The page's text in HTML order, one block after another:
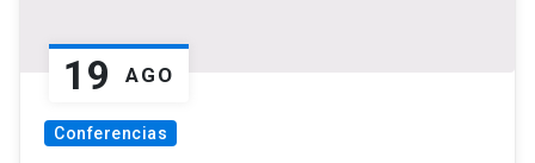
19 AGO
Conferencias